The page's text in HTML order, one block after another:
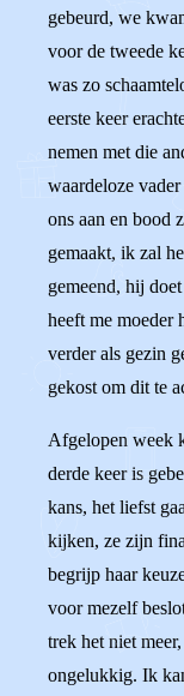
gebeurd, we
voor de tweede
was zo
eerste keer
nemen met die
waardeloze
ons aan en bood
gemaakt, ik zal
gemeend, hij
heeft me moeder
verder als gezin
gekost om dit te
Afgelopen week
derde keer is
kans, het liefst
kijken, ze zijn
begrijp haar
voor mezelf
trek het niet
ongelukkig. Ik